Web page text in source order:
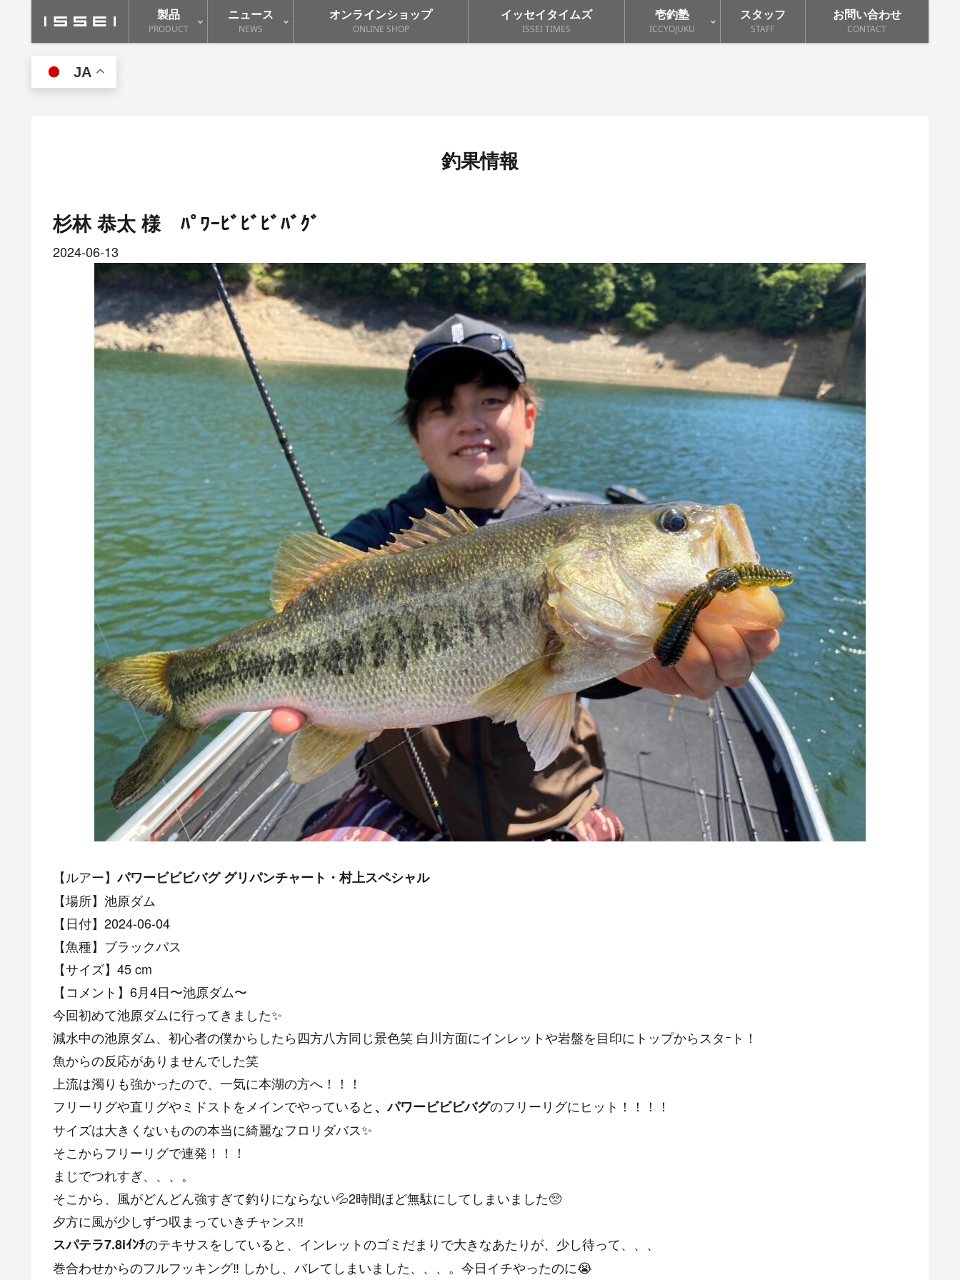
製品
PRODUCT
ニュース
NEWS
オンラインショップ
ONLINE SHOP
イッセイタイムズ
ISSEI TIMES
壱釣塾
ICCYOJUKU
スタッフ
STAFF
お問い合わせ
CONTACT
JA
釣果情報
杉林 恭太 様 ﾊﾟﾜｰﾋﾞﾋﾞﾋﾞﾊﾞｸﾞ
2024-06-13
【ルアー】パワービビビバグ グリパンチャート・村上スペシャル
【場所】池原ダム
【日付】2024-06-04
【魚種】ブラックバス
【サイズ】45 cm
【コメント】6月4日〜池原ダム〜
今回初めて池原ダムに行ってきました✨
減水中の池原ダム、初心者の僕からしたら四方八方同じ景色笑 白川方面にインレットや岩盤を目印にトップからスタｰト！
魚からの反応がありませんでした笑
上流は濁りも強かったので、一気に本湖の方へ！！！
フリーリグや直リグやミドストをメインでやっていると 、パワービビビバグのフリーリグにヒット！！！！
サイズは大きくないものの本当に綺麗なフロリダバス✨
そこからフリーリグで連発！！！
まじでつれすぎ、、、。
そこから、風がどんどん強すぎて釣りにならない💦2時間ほど無駄にしてしまいました🥺
夕方に風が少しずつ収まっていきチャンス‼️
スパテラ7.8iｲﾝﾁのテキサスをしていると、インレットのゴミだまりで大きなあたりが、少し待って、、、
巻合わせからのフルフッキング‼️ しかし、バレてしまいました、、、。今日イチやったのに😭